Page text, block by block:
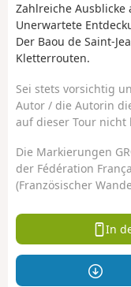
Zahlreiche
Unerwartete
Der Baou de Saint-
Kletterrouten.
Sei stets vorsichtig
Autor / die Autorin
auf dieser Tour
Die Markierungen
der Fédération
(Französischer
In